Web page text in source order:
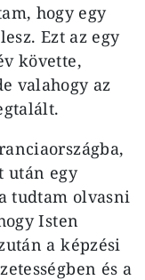
hogy egy
Ezt az egy
követte,
valahogy az
után egy
tudtam olvasni
Isten
a képzési
és a